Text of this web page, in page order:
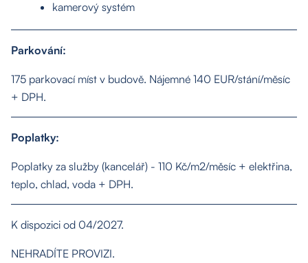
About us
Properties
Services
Contact
kamerový systém
Parkování:
175 parkovací míst v budově. Nájemné 140 EUR/stání/měsíc
+ DPH.
Poplatky:
Poplatky za služby (kancelář) - 110 Kč/m2/měsíc + elektřina,
teplo, chlad, voda + DPH.
K dispozici od 04/2027.
NEHRADÍTE PROVIZI.